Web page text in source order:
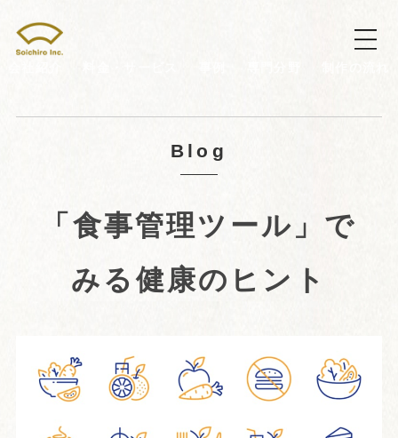
Blog
「食事管理ツール」で
みる健康のヒント